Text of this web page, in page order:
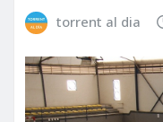
torrent al dia